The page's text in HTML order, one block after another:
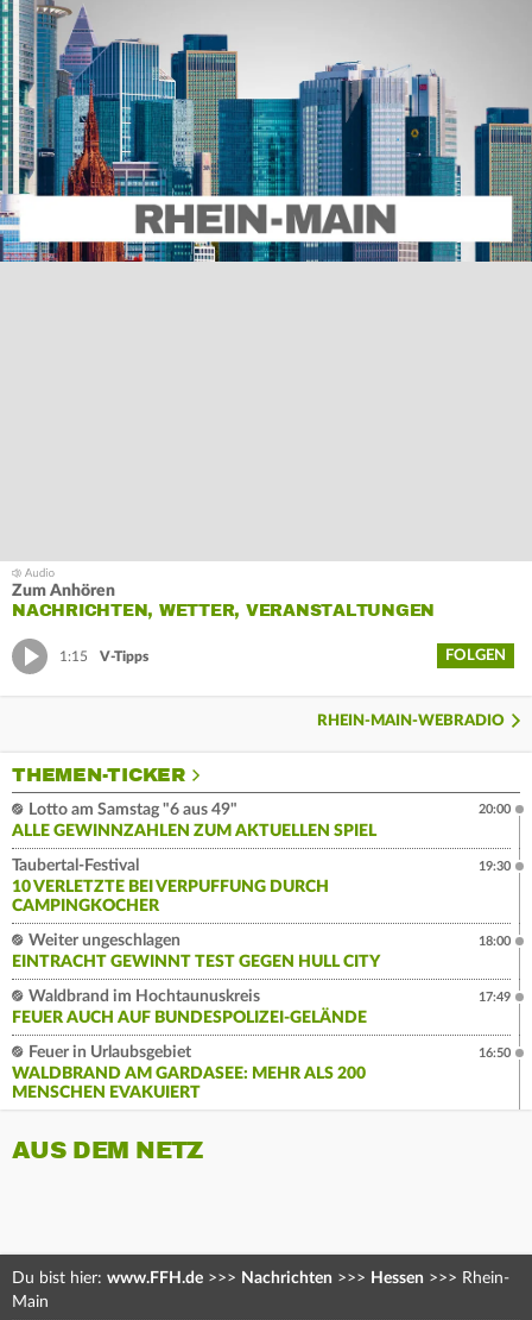
Zum Anhören
NACHRICHTEN, WETTER, VERANSTALTUNGEN
1:15 V-Tipps FOLGEN
RHEIN-MAIN-WEBRADIO
THEMEN-TICKER
Lotto am Samstag "6 aus 49"
ALLE GEWINNZAHLEN ZUM AKTUELLEN SPIEL
20:00
Taubertal-Festival
10 VERLETZTE BEI VERPUFFUNG DURCH
CAMPINGKOCHER
19:30
Weiter ungeschlagen
EINTRACHT GEWINNT TEST GEGEN HULL CITY
18:00
Waldbrand im Hochtaunuskreis
FEUER AUCH AUF BUNDESPOLIZEI-GELÄNDE
17:49
Feuer in Urlaubsgebiet
WALDBRAND AM GARDASEE: MEHR ALS 200
MENSCHEN EVAKUIERT
16:50
AUS DEM NETZ
Du bist hier: www.FFH.de >>> Nachrichten >>> Hessen >>> Rhein-
Main